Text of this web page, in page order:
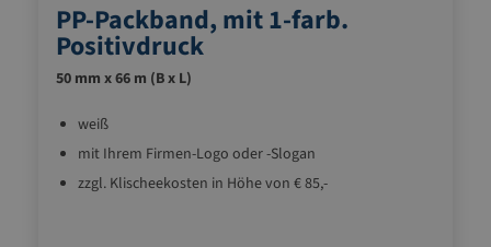
PP-Packband, mit 1-farb.
Positivdruck
50 mm x 66 m (B x L)
weiß
mit Ihrem Firmen-Logo oder -Slogan
zzgl. Klischeekosten in Höhe von € 85,-